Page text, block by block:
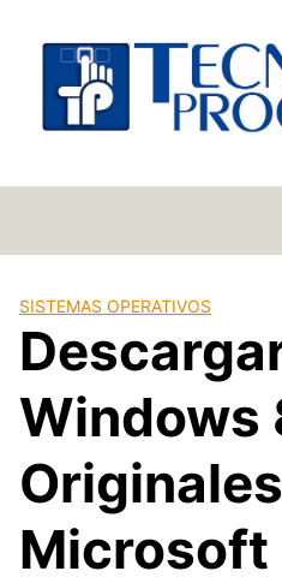
contenido
SISTEMAS OPERATIVOS
Windows
Microsoft